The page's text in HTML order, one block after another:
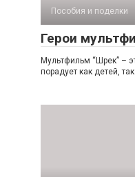
Пособия и поделки
Герои
Мультфильм “Шрек” –
порадует как детей,